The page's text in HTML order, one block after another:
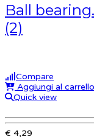
Ball
(2)
Compare
Aggiungi al carrello
Quick view
€ 4,29